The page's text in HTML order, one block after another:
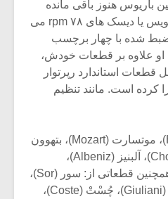
اثر آگوستین باریوس هنوز باقی مانده
است که به صورت دست نویس یا دیسک های ۷۸ rpm می
از ۳۰ قطعه ضبط شده با چهار برچسب
علاوه بر قطعات خودش،
شامل قطعات استاندارد رپرتوار
کرده است. مانند تنظیم
باخ (Bach)، هایدن (Hyden)، موتسارت (Mozart)، بتهوون
(Beethoven)، شوپن (Chopin)، آلبنیز (Albeniz)،
گرانادوس (Granados) و همچنین قطعاتی از: سور (Sor)،
آگوادو (Aguado)، جولیانی (Giuliani)، چُسْتْ (Coste)،